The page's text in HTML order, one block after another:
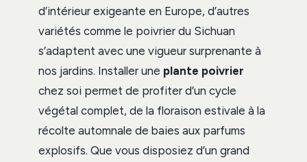
d’intérieur exigeante en Europe, d’autres
variétés comme le poivrier du Sichuan
s’adaptent avec une vigueur surprenante à
nos jardins. Installer une plante poivrier
chez soi permet de profiter d’un cycle
végétal complet, de la floraison estivale à la
récolte automnale de baies aux parfums
explosifs. Que vous disposiez d’un grand